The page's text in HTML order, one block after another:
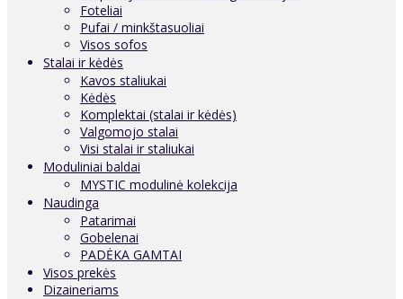
Foteliai
Pufai / minkštasuoliai
Visos sofos
Stalai ir kėdės
Kavos staliukai
Kėdės
Komplektai (stalai ir kėdės)
Valgomojo stalai
Visi stalai ir staliukai
Moduliniai baldai
MYSTIC modulinė kolekcija
Naudinga
Patarimai
Gobelenai
PADĖKA GAMTAI
Visos prekės
Dizaineriams